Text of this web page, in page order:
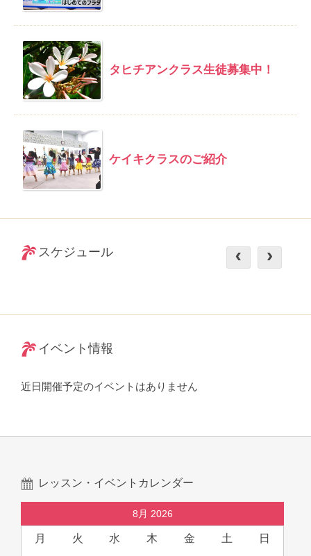
タヒチアンクラス生徒募集中！
ケイキクラスのご紹介
スケジュール
イベント情報
近日開催予定のイベントはありません
レッスン・イベントカレンダー
8月 2026
月 火 水 木 金 土 日